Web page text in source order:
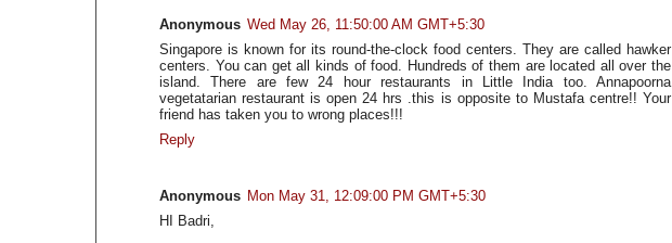
Anonymous Wed May 26, 11:50:00 AM GMT+5:30
Singapore is known for its round-the-clock food centers. They are called hawker
centers. You can get all kinds of food. Hundreds of them are located all over the
island. There are few 24 hour restaurants in Little India too. Annapoorna
vegetatarian restaurant is open 24 hrs .this is opposite to Mustafa centre!! Your
friend has taken you to wrong places!!!
Reply
Anonymous Mon May 31, 12:09:00 PM GMT+5:30
HI Badri,